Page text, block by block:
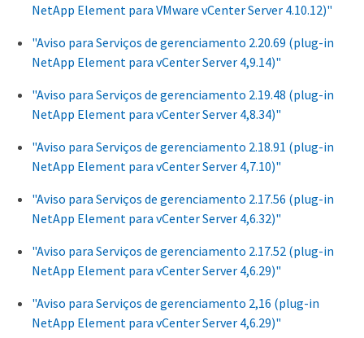
NetApp Element para VMware vCenter Server 4.10.12)"
"Aviso para Serviços de gerenciamento 2.20.69 (plug-in
NetApp Element para vCenter Server 4,9.14)"
"Aviso para Serviços de gerenciamento 2.19.48 (plug-in
NetApp Element para vCenter Server 4,8.34)"
"Aviso para Serviços de gerenciamento 2.18.91 (plug-in
NetApp Element para vCenter Server 4,7.10)"
"Aviso para Serviços de gerenciamento 2.17.56 (plug-in
NetApp Element para vCenter Server 4,6.32)"
"Aviso para Serviços de gerenciamento 2.17.52 (plug-in
NetApp Element para vCenter Server 4,6.29)"
"Aviso para Serviços de gerenciamento 2,16 (plug-in
NetApp Element para vCenter Server 4,6.29)"